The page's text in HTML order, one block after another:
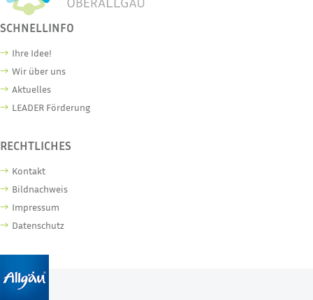
SCHNELLINFO
Ihre Idee!
Wir über uns
Aktuelles
LEADER Förderung
RECHTLICHES
Kontakt
Bildnachweis
Impressum
Datenschutz